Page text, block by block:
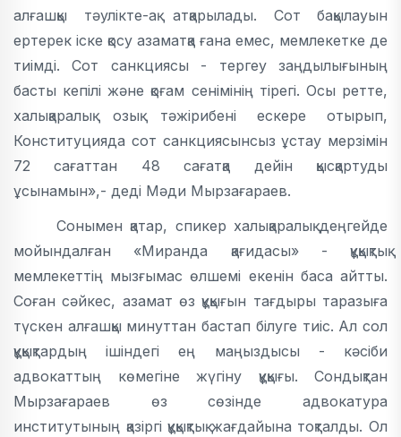
алғашқы тәулікте-ақ атқарылады. Сот бақылауын
ертерек іске қосу азаматқа ғана емес, мемлекетке де
тиімді. Сот санкциясы - тергеу заңдылығының
басты кепілі және қоғам сенімінің тірегі. Осы ретте,
халықаралық озық тәжірибені ескере отырып,
Конституцияда сот санкциясынсыз ұстау мерзімін
72 сағаттан 48 сағатқа дейін қысқартуды
ұсынамын»,- деді Мәди Мырзағараев.
Сонымен қатар, спикер халықаралық деңгейде
мойындалған «Миранда қағидасы» - құқықтық
мемлекеттің мызғымас өлшемі екенін баса айтты.
Соған сәйкес, азамат өз құқығын тағдыры таразыға
түскен алғашқы минуттан бастап білуге тиіс. Ал сол
құқықтардың ішіндегі ең маңыздысы - кәсіби
адвокаттың көмегіне жүгіну құқығы. Сондықтан
Мырзағараев өз сөзінде адвокатура
институтының қазіргі құқықтық жағдайына тоқталды. Ол